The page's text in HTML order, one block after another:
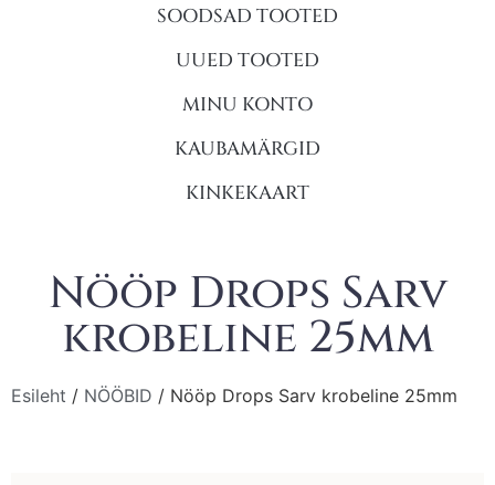
SOODSAD TOOTED
UUED TOOTED
MINU KONTO
KAUBAMÄRGID
KINKEKAART
Nööp Drops Sarv
krobeline 25mm
Esileht / NÖÖBID / Nööp Drops Sarv krobeline 25mm